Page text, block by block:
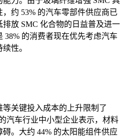
约 53% 的汽车零部件供应商已
放 SMC 化合物的日益普及进一
38% 的消费者现在优先考虑汽车
性。
关键投入成本的上升限制了
汽车行业中小型企业表示，材料
。大约 44% 的太阳能组件供应